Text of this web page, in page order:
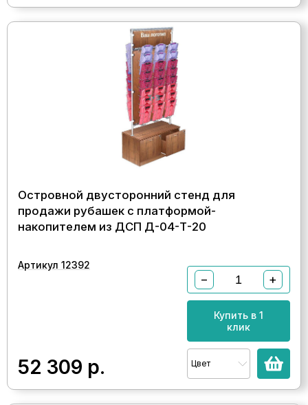
Островной двусторонний стенд для
продажи рубашек с платформой-
накопителем из ДСП Д-04-Т-20
Артикул 12392
52 309 р.
− +
Купить в 1
клик
Цвет